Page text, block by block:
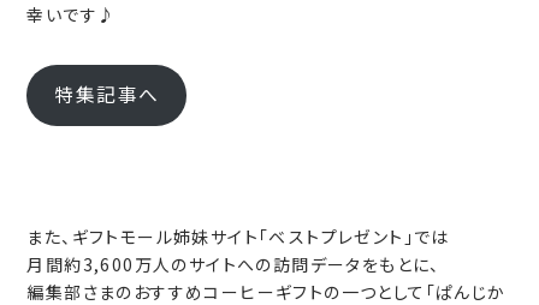
幸いです♪
特集記事へ
また、ギフトモール姉妹サイト「ベストプレゼント」では
月間約3,600万人のサイトへの訪問データをもとに、
編集部さまのおすすめコーヒーギフトの一つとして「ぱんじか